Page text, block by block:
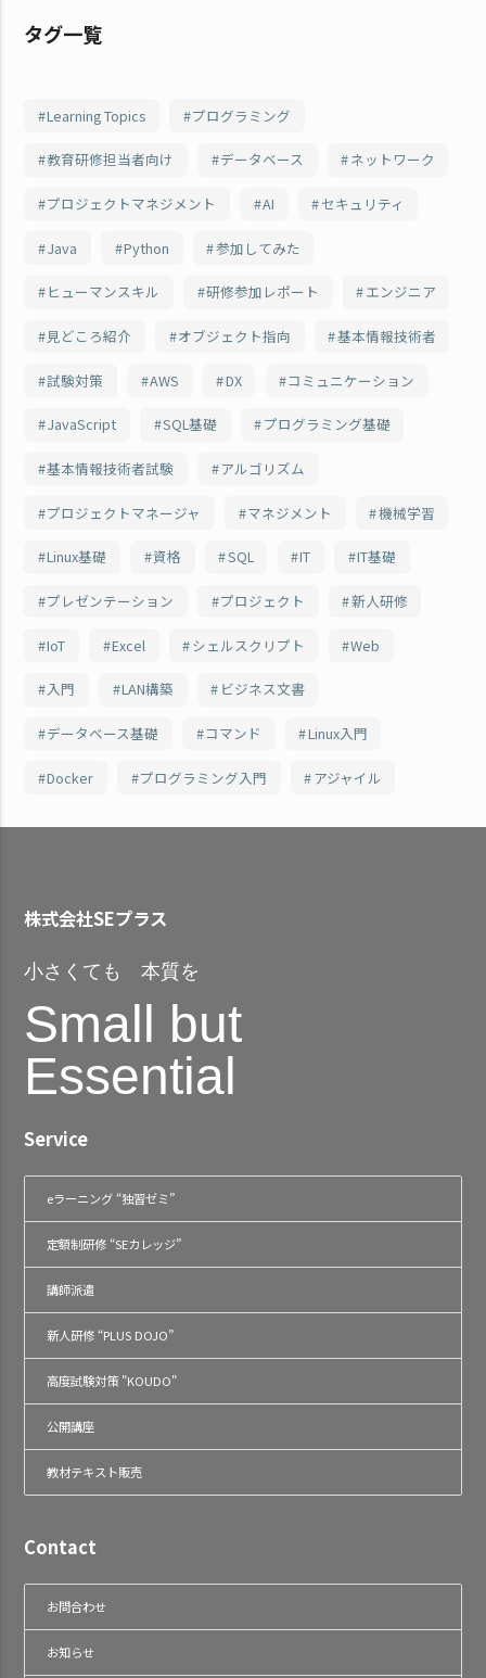
タグ一覧
Learning Topics プログラミング
教育研修担当者向け データベース ネットワーク
プロジェクトマネジメント AI セキュリティ
Java Python 参加してみた
ヒューマンスキル 研修参加レポート エンジニア
見どころ紹介 オブジェクト指向 基本情報技術者
試験対策 AWS DX コミュニケーション
JavaScript SQL基礎 プログラミング基礎
基本情報技術者試験 アルゴリズム
プロジェクトマネージャ マネジメント 機械学習
Linux基礎 資格 SQL IT IT基礎
プレゼンテーション プロジェクト 新人研修
IoT Excel シェルスクリプト Web
入門 LAN構築 ビジネス文書
データベース基礎 コマンド Linux入門
Docker プログラミング入門 アジャイル
株式会社SEプラス
小さくても 本質を
Small but
Essential
Service
eラーニング “独習ゼミ”
定額制研修 “SEカレッジ”
講師派遣
新人研修 “PLUS DOJO”
高度試験対策 "KOUDO"
公開講座
教材テキスト販売
Contact
お問合わせ
お知らせ